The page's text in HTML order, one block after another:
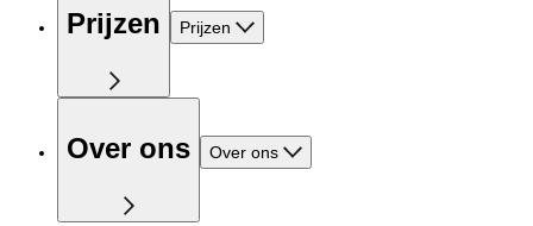
Prijzen Prijzen
Over ons Over ons